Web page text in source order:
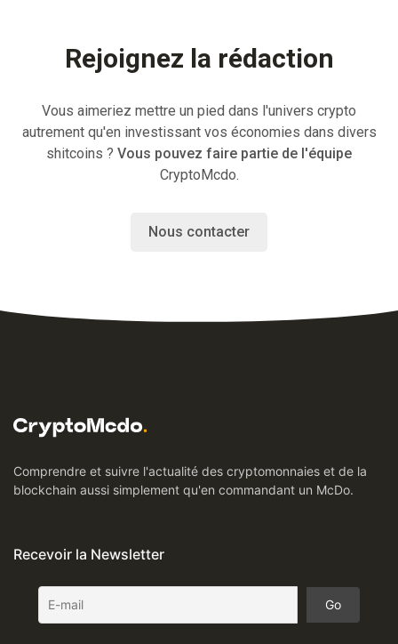
Rejoignez la rédaction
Vous aimeriez mettre un pied dans l'univers crypto
autrement qu'en investissant vos économies dans divers
shitcoins ? Vous pouvez faire partie de l'équipe
CryptoMcdo.
Nous contacter
Comprendre et suivre l'actualité des cryptomonnaies et de la
blockchain aussi simplement qu'en commandant un McDo.
Recevoir la Newsletter